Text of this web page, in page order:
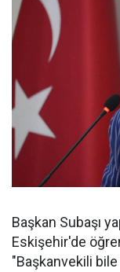
Başkan Subaşı
Eskişehir'de
"Başkanvekili